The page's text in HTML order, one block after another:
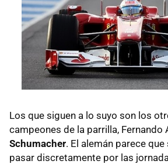
Los que siguen a lo suyo son los
campeones de la parrilla, Fernando
Schumacher. El alemán parece
pasar discretamente por las